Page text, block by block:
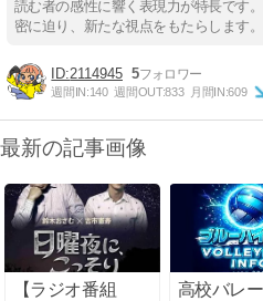
読む者の感性に響く表現力が特長です
密に迫り、新たな視点をもたらします。
2114945 5
週間IN:140 週間OUT:833 月間IN:609
最新の記事画像
【ラジオ番組
高校バレー